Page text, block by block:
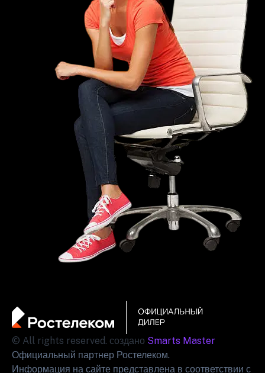
© All rights reserved. создано Smarts Master
Официальный партнер Ростелеком.
Информация на сайте представлена в соответствии с